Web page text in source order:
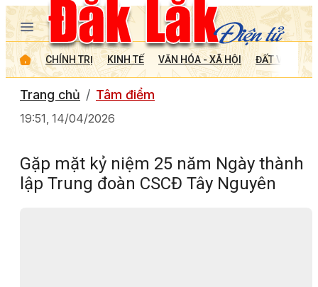
CHÍNH TRỊ KINH TẾ VĂN HÓA - XÃ HỘI ĐẤT VÀ
Trang chủ Tâm điểm
19:51, 14/04/2026
Gặp mặt kỷ niệm 25 năm Ngày thành
lập Trung đoàn CSCĐ Tây Nguyên